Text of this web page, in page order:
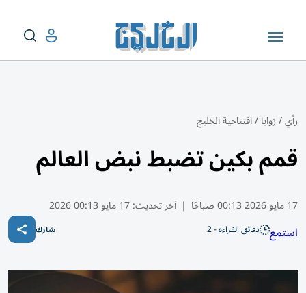
رأي/زوايا/افتتاحية الخليج
قمم بكين تضبط نبض العالم
17 مايو 2026 00:13 صباحًا | آخر تحديث:17 مايو 00:13 2026
استمع دقائق القراءة - 2 شارك